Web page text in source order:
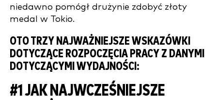
niedawno pomógł drużynie zdobyć złoty
medal w Tokio.
OTO TRZY NAJWAŻNIEJSZE WSKAZÓWKI
DOTYCZĄCE ROZPOCZĘCIA PRACY Z DANYMI
DOTYCZĄCYMI WYDAJNOŚCI:
#1 JAK NAJWCZEŚNIEJSZE